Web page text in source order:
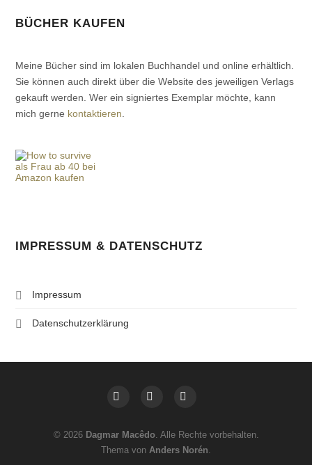
BÜCHER KAUFEN
Meine Bücher sind im lokalen Buchhandel und online erhältlich.
Sie können auch direkt über die Website des jeweiligen Verlags
gekauft werden. Wer ein signiertes Exemplar möchte, kann
mich gerne kontaktieren.
IMPRESSUM & DATENSCHUTZ
Impressum
Datenschutzerklärung
© 2026 Dagmar Macêdo. Alle Rechte vorbehalten.
Thema von Anders Norén.